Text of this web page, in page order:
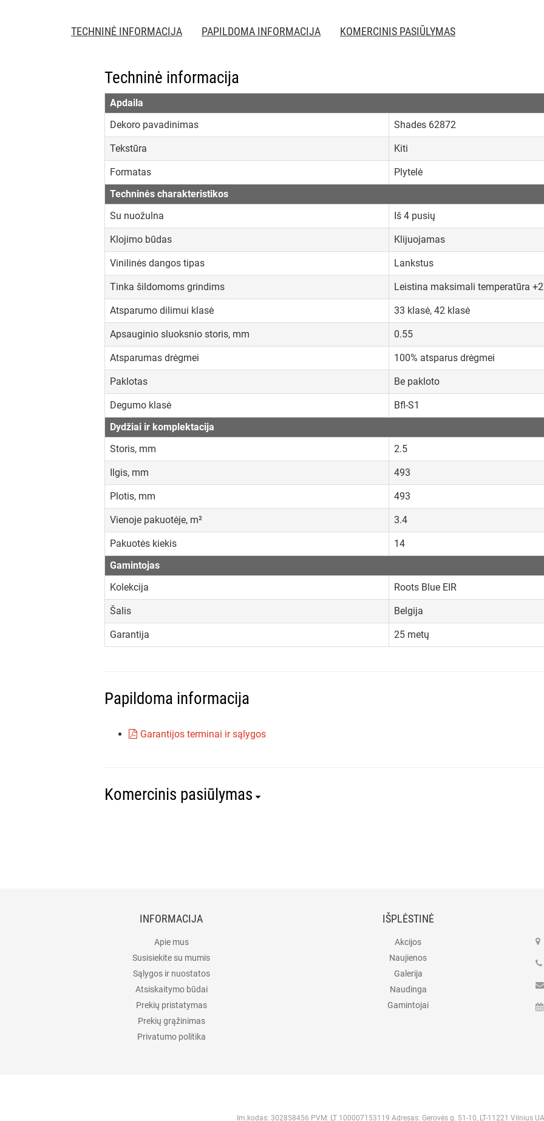
TECHNINĖ INFORMACIJA PAPILDOMA INFORMACIJA KOMERCINIS PASIŪLYMAS
Techninė informacija
Apdaila
Dekoro pavadinimas
Shades 62872
Tekstūra Kiti
Formatas
Plytelė
Techninės charakteristikos
Su nuožulna
Iš 4 pusių
Klojimo būdas Klijuojamas
Vinilinės dangos tipas Lankstus
Tinka šildomoms grindims Leistina maksimali temperatūra
Atsparumo dilimui klasė 33 klasė, 42 klasė
Apsauginio sluoksnio storis, mm 0.55
Atsparumas drėgmei 100% atsparus drėgmei
Paklotas Be pakloto
Degumo klasė
Bfl-S1
Dydžiai ir komplektacija
Storis, mm
2.5
Ilgis, mm 493
Plotis, mm 493
Vienoje pakuotėje, m² 3.4
Pakuotės kiekis
14
Gamintojas
Kolekcija
Roots Blue EIR
Šalis Belgija
Garantija 25 metų
Papildoma informacija
Garantijos terminai ir sąlygos
Komercinis pasiūlymas
INFORMACIJA
Apie mus
Susisiekite su mumis
Sąlygos ir nuostatos
Atsiskaitymo būdai
Prekių pristatymas
Prekių grąžinimas
Privatumo politika
IŠPLĖSTINĖ
Akcijos
Naujienos
Galerija
Naudinga
Gamintojai
Im.kodas: 302858456 PVM: LT 100007153119 Adresas: Gerovės g. 51-10, LT-11221 Vilnius